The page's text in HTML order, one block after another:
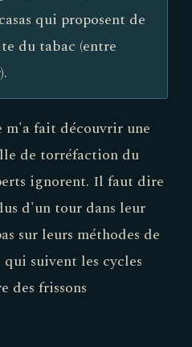
qui proposent de
du tabac (entre
fait découvrir une
de torréfaction du
ignorent. Il faut dire
d'un tour dans leur
sur leurs méthodes de
suivent les cycles
des frissons